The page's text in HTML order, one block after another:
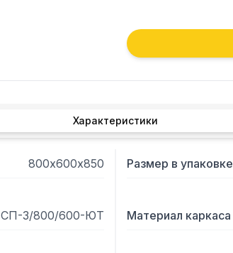
Характеристики
800х600х850 Размер в упаковке
СП-3/800/600-ЮТ Материал каркаса